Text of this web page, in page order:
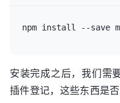
npm install --save
安装完成之后，我们需
插件登记，这些东西是